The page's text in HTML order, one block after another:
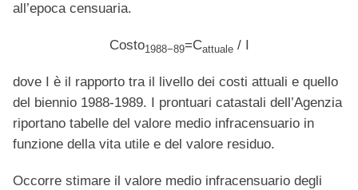
all’epoca censuaria.
Costo1988−89​=Cattuale/ I​​
dove I è il rapporto tra il livello dei costi attuali e quello
del biennio 1988-1989. I prontuari catastali dell’Agenzia
riportano tabelle del valore medio infracensuario in
funzione della vita utile e del valore residuo.
Occorre stimare il valore medio infracensuario degli